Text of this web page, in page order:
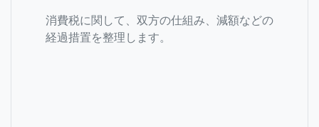
消費税に関して、双方の仕組み、減額などの
経過措置を整理します。